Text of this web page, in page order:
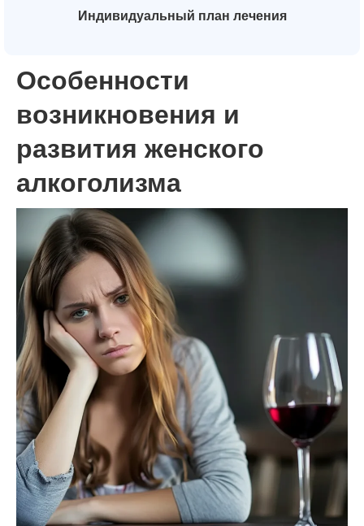
Индивидуальный план лечения
Особенности
возникновения и
развития женского
алкоголизма